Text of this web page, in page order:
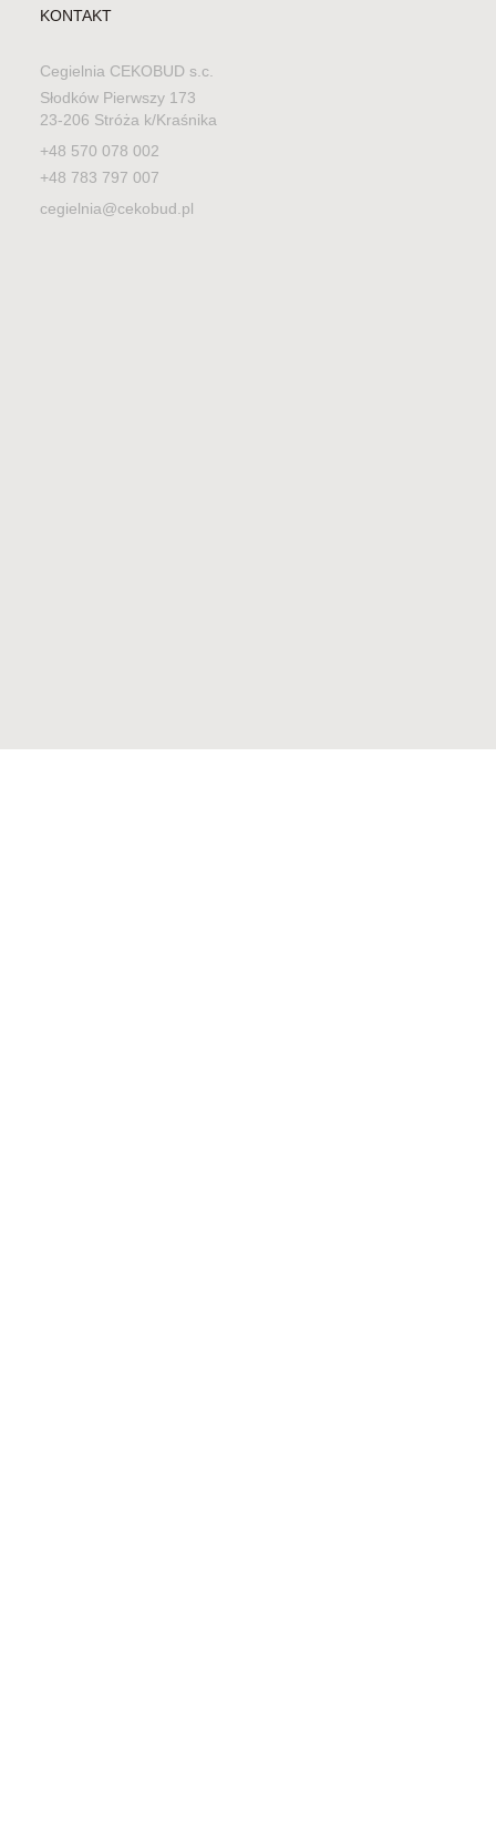
KONTAKT
Cegielnia CEKOBUD s.c.
Słodków Pierwszy 173
23-206 Stróża k/Kraśnika
+48 570 078 002
+48 783 797 007
cegielnia@cekobud.pl